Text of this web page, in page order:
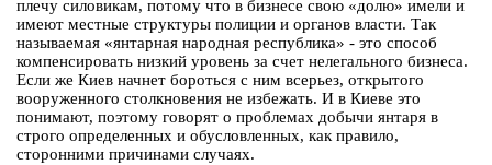
плечу силовикам, потому что в бизнесе свою «долю» имели и
имеют местные структуры полиции и органов власти. Так
называемая «янтарная народная республика» - это способ
компенсировать низкий уровень за счет нелегального бизнеса.
Если же Киев начнет бороться с ним всерьез, открытого
вооруженного столкновения не избежать. И в Киеве это
понимают, поэтому говорят о проблемах добычи янтаря в
строго определенных и обусловленных, как правило,
сторонними причинами случаях.